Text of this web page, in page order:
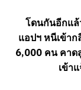
โดนกันอีกแ
แอปฯ หนีเข้า
6,000 คน คาด
เข้า